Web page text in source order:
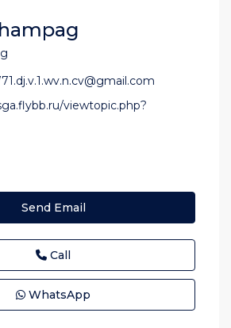
viewtopic.php?
Send Email
Call
WhatsApp